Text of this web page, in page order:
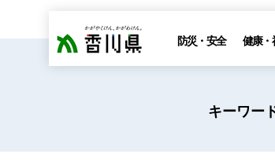
香川県 防災・安全 健康・
キーワー